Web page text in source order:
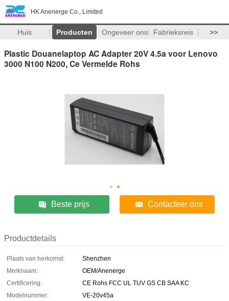
HK Anenerge Co., Limited
Huis Producten Ongeveer ons Fabrieksreis >>
Plastic Douanelaptop AC Adapter 20V 4.5a voor Lenovo
3000 N100 N200, Ce Vermelde Rohs
Beste prijs Contacteer ons
Productdetails
Plaats van herkomst:
Shenzhen
Merknaam:
OEM/Anenerge
Certificering:
CE Rohs FCC UL TUV GS CB SAA KC
Modelnummer:
VE-20v45a